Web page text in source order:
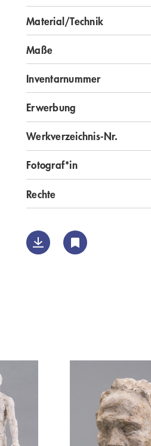
Material/Technik
Maße
Inventarnummer
Erwerbung
Werkverzeichnis-Nr.
Fotograf*in
Rechte